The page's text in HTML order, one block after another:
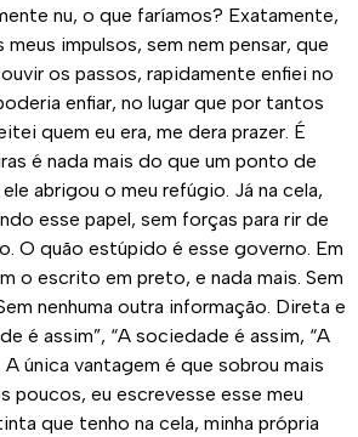
nu, o que faríamos? Exatamente,
meus impulsos, sem nem pensar, que
os passos, rapidamente enfiei no
enfiar, no lugar que por tantos
quem eu era, me dera prazer. É
é nada mais do que um ponto de
abrigou o meu refúgio. Já na cela,
esse papel, sem forças para rir de
O quão estúpido é esse governo. Em
o escrito em preto, e nada mais. Sem
nenhuma outra informação. Direta e
é assim”, “A sociedade é assim, “A
única vantagem é que sobrou mais
poucos, eu escrevesse esse meu
que tenho na cela, minha própria